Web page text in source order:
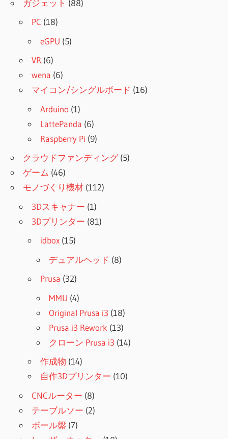
ガジェット (88)
PC (18)
eGPU (5)
VR (6)
wena (6)
マイコン/シングルボード (16)
Arduino (1)
LattePanda (6)
Raspberry Pi (9)
クラウドファンディング(5)
ゲーム (46)
モノづくり機材 (112)
3Dスキャナー (1)
3Dプリンター (81)
idbox (15)
デュアルヘッド (8)
Prusa (32)
MMU (4)
Original Prusa i3 (18)
Prusa i3 Rework (13)
クローン Prusa i3 (14)
作成物 (14)
自作3Dプリンター (10)
CNCルーター (8)
テーブルソー (2)
ボール盤 (7)